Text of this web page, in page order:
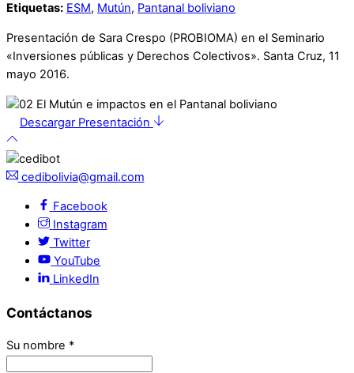
Etiquetas: ESM, Mutún, Pantanal boliviano
Presentación de Sara Crespo (PROBIOMA) en el Seminario
«Inversiones públicas y Derechos Colectivos». Santa Cruz, 11
mayo 2016.
Descargar Presentación
cedibolivia@gmail.com
Facebook
Instagram
Twitter
YouTube
LinkedIn
Contáctanos
Su nombre *